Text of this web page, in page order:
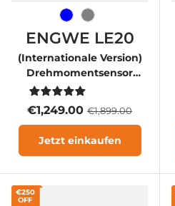
BlauGrau
ENGWE LE20
(Internationale Version)
Drehmomentsensor
Step-Thru Cargo E-Bike
€1,249.00 €1,899.00
Jetzt einkaufen
€250
OFF